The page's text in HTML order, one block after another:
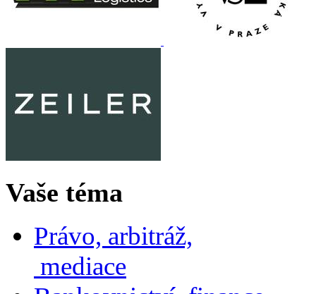
Vaše téma
Právo, arbitráž,
mediace